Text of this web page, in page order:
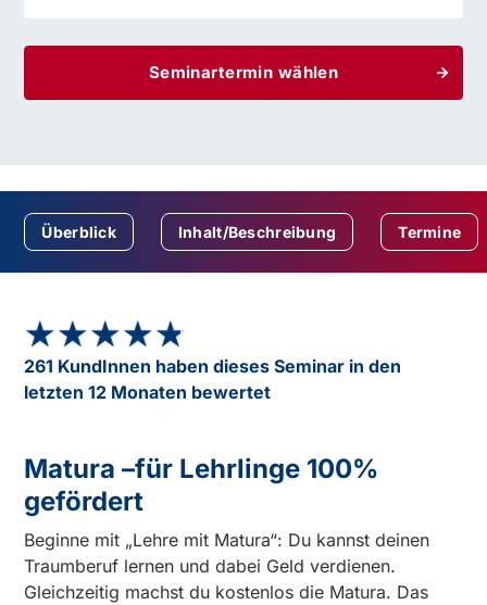
Seminartermin wählen
Überblick Inhalt/Beschreibung Termine
★★★★★
★★★★★
261 KundInnen haben dieses Seminar in den
letzten 12 Monaten bewertet
Matura –für Lehrlinge 100%
gefördert
Beginne mit „Lehre mit Matura“: Du kannst deinen
Traumberuf lernen und dabei Geld verdienen.
Gleichzeitig machst du kostenlos die Matura. Das